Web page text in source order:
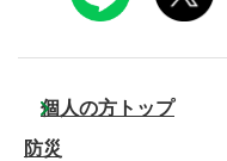
個人の方トップ
防災